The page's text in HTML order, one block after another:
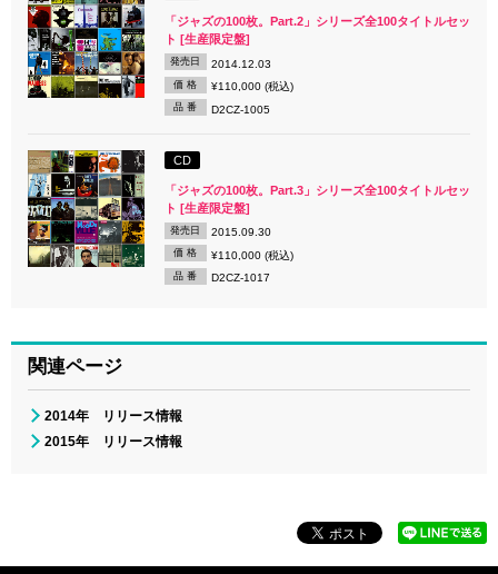
「ジャズの100枚。Part.2」シリーズ全100タイトルセッ
ト [生産限定盤]
発売日 2014.12.03
価 格 ¥110,000 (税込)
品 番 D2CZ-1005
CD
「ジャズの100枚。Part.3」シリーズ全100タイトルセッ
ト [生産限定盤]
発売日 2015.09.30
価 格 ¥110,000 (税込)
品 番 D2CZ-1017
関連ページ
2014年 リリース情報
2015年 リリース情報